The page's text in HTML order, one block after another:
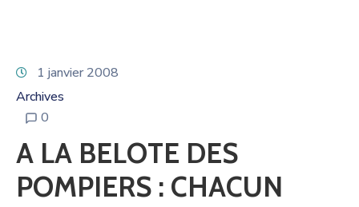
1 janvier 2008
Archives
0
A LA BELOTE DES
POMPIERS : CHACUN